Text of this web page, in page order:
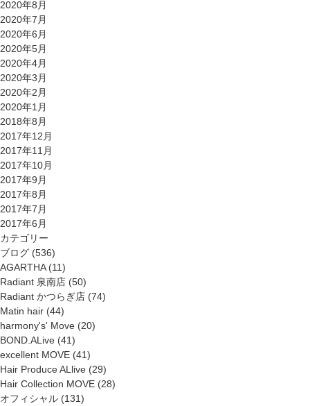
2020年8月
2020年7月
2020年6月
2020年5月
2020年4月
2020年3月
2020年2月
2020年1月
2018年8月
2017年12月
2017年11月
2017年10月
2017年9月
2017年8月
2017年7月
2017年6月
カテゴリー
ブログ (536)
AGARTHA(11)
Radiant 泉南店 (50)
Radiant かつらぎ店 (74)
Matin hair (44)
harmony's' Move (20)
BOND.ALive (41)
excellent MOVE (41)
Hair Produce ALlive (29)
Hair Collection MOVE (28)
オフィシャル (131)